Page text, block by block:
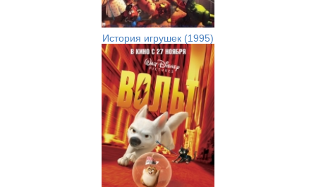
История игрушек (1995)